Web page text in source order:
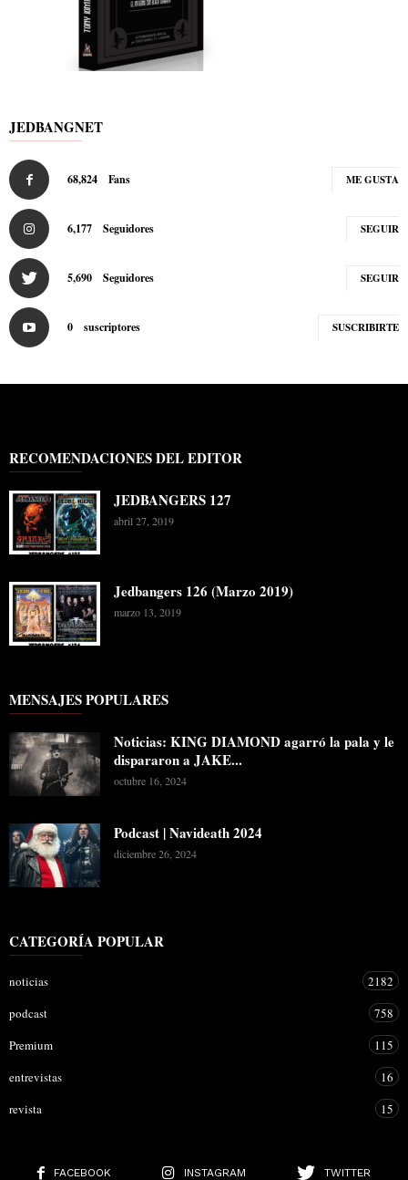
JEDBANGNET
68,824 Fans ME GUSTA
6,177 Seguidores SEGUIR
5,690 Seguidores SEGUIR
0 suscriptores SUSCRIBIRTE
RECOMENDACIONES DEL EDITOR
JEDBANGERS 127
abril 27, 2019
Jedbangers 126 (Marzo 2019)
marzo 13, 2019
MENSAJES POPULARES
Noticias: KING DIAMOND agarró la pala y le
dispararon a JAKE...
octubre 16, 2024
Podcast | Navideath 2024
diciembre 26, 2024
CATEGORÍA POPULAR
noticias
2182
podcast
758
Premium
115
entrevistas
16
revista
15
FACEBOOK INSTAGRAM TWITTER